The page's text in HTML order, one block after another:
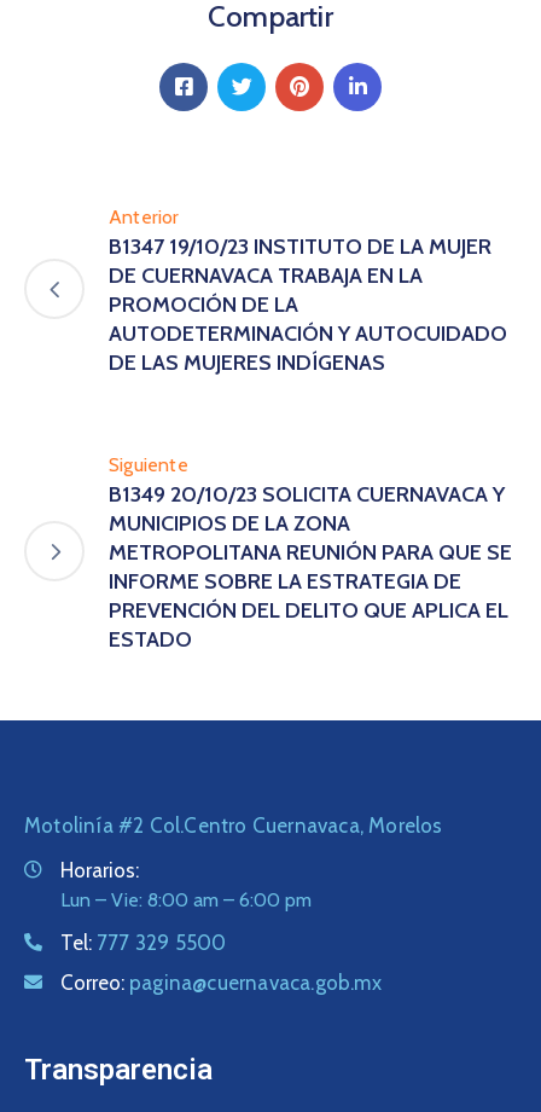
Compartir
Anterior
B1347 19/10/23 INSTITUTO DE LA MUJER
DE CUERNAVACA TRABAJA EN LA
PROMOCIÓN DE LA
AUTODETERMINACIÓN Y AUTOCUIDADO
DE LAS MUJERES INDÍGENAS
Siguiente
B1349 20/10/23 SOLICITA CUERNAVACA Y
MUNICIPIOS DE LA ZONA
METROPOLITANA REUNIÓN PARA QUE SE
INFORME SOBRE LA ESTRATEGIA DE
PREVENCIÓN DEL DELITO QUE APLICA EL
ESTADO
Motolinía #2 Col.Centro Cuernavaca, Morelos
Horarios:
Lun – Vie: 8:00 am – 6:00 pm
Tel: 777 329 5500
Correo: pagina@cuernavaca.gob.mx
Transparencia